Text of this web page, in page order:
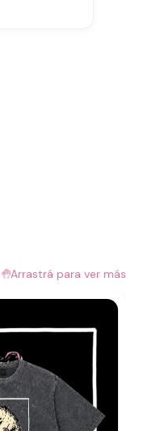
🤚Arrastrá para ver más